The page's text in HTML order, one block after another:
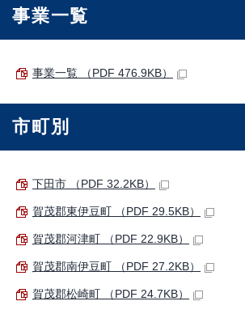
事業一覧
事業一覧 （PDF 476.9KB）
市町別
下田市 （PDF 32.2KB）
賀茂郡東伊豆町 （PDF 29.5KB）
賀茂郡河津町 （PDF 22.9KB）
賀茂郡南伊豆町 （PDF 27.2KB）
賀茂郡松崎町 （PDF 24.7KB）